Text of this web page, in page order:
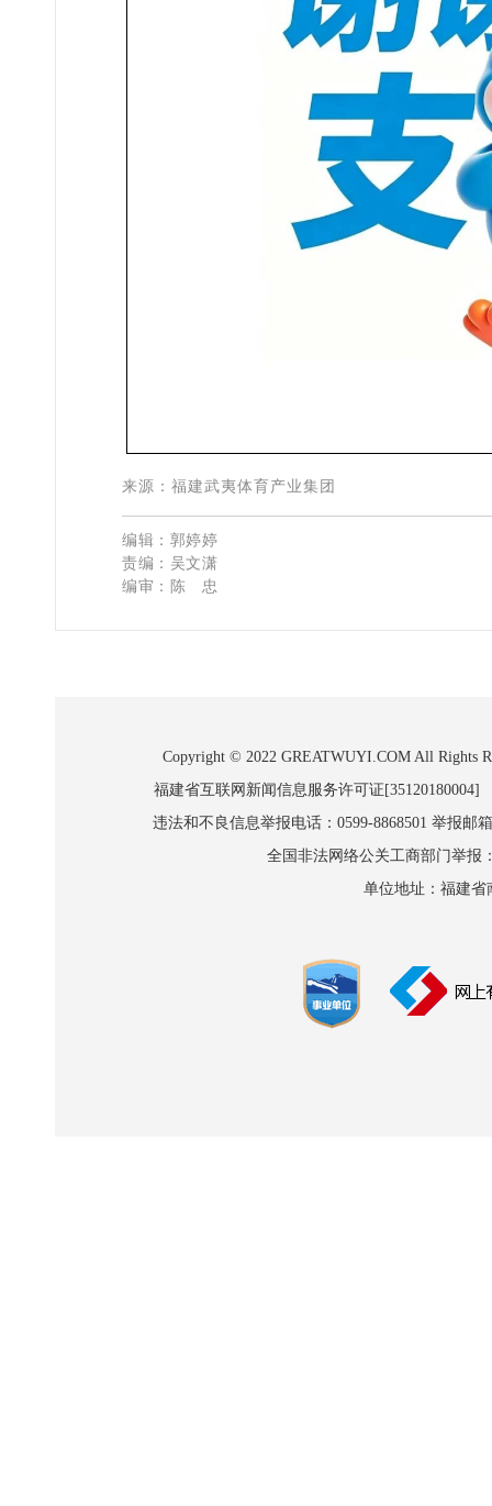
来源： 福建武夷体育产业集团
编辑：郭婷婷
责编：吴文潇
编审：陈　忠
Copyright © 2022 GREATWUYI.COM All Rights
福建省互联网新闻信息服务许可证
违法和不良信息举报电话：0599-8868501 举报邮
全国非法网络公关工商部门举报
单位地址：福建省